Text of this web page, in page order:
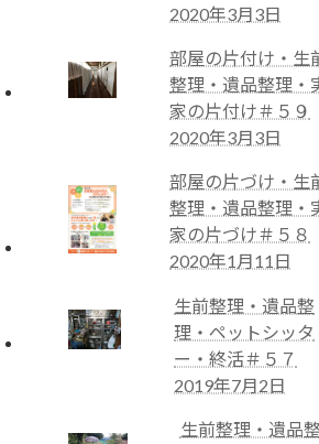
2020年3月3日
部屋の片付け・生
整理・遺品整理・
家の片付け＃５９
2020年3月3日
部屋の片づけ・生
整理・遺品整理・
家の片づけ＃５８
2020年1月11日
生前整理・遺品整
理・ペットシッタ
ー・終活＃５７
2019年7月2日
生前整理・遺品